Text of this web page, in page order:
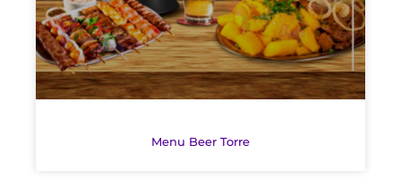
Menu Beer Torre